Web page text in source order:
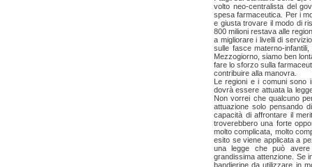
volto neo-centralista del
spesa farmaceutica. Per i
e giusta trovare il modo di
800 milioni restava alle
a migliorare i livelli di
sulle fasce materno-
Mezzogiorno, siamo ben
fare lo sforzo sulla
contribuire alla manovra.
Le regioni e i comuni sono
dovrà essere attuata la
Non vorrei che qualcuno
attuazione solo pensando
capacità di affrontare il
troverebbero una forte
molto complicata, molto
esito se viene applicata a
una legge che può
grandissima attenzione. Se
bandierine da utilizzare in